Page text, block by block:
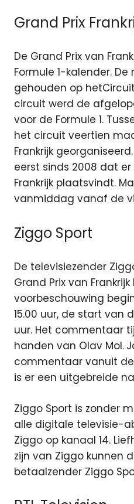
Grand Prix
De Grand Prix van
Formule 1-kalender.
gehouden op
circuit werd de
voor de Formule 1.
het circuit veertien
Frankrijk
eerst sinds 2008 dat er
Frankrijk plaatsvindt.
vanmiddag vanaf de
Ziggo Sport
De televisiezender
Grand Prix van Frankrijk
voorbeschouwing
15.00 uur, de start van
uur. Het commentaar
handen van Olav Mol.
commentaar vanuit
is er een uitgebreide
Ziggo Sport is zonder
alle digitale televisie-
Ziggo op kanaal 14.
zijn van Ziggo kunnen
betaalzender Ziggo